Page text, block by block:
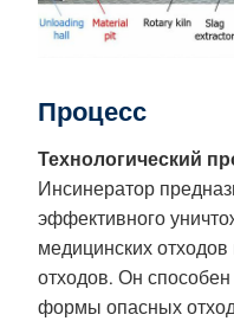
Процесс
Технологический
Инсинератор
эффективного
медицинских
отходов. Он
формы опасных